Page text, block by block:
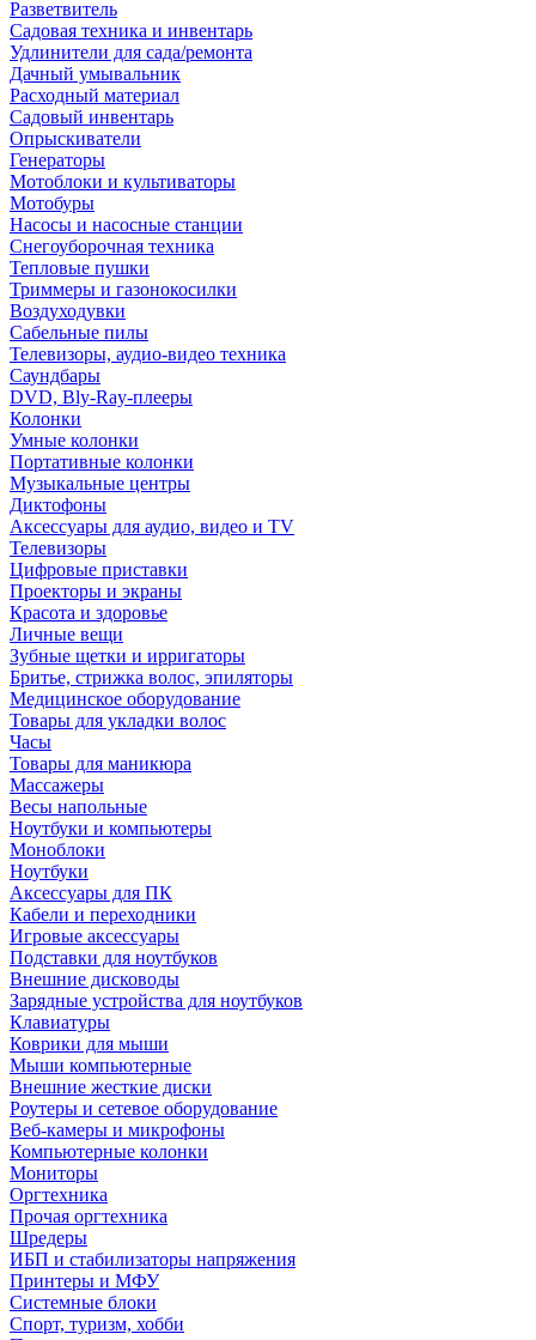
Разветвитель
Садовая техника и инвентарь
Удлинители для сада/ремонта
Дачный умывальник
Расходный материал
Садовый инвентарь
Опрыскиватели
Генераторы
Мотоблоки и культиваторы
Мотобуры
Насосы и насосные станции
Снегоуборочная техника
Тепловые пушки
Триммеры и газонокосилки
Воздуходувки
Сабельные пилы
Телевизоры, аудио-видео техника
Саундбары
DVD, Bly-Ray-плееры
Колонки
Умные колонки
Портативные колонки
Музыкальные центры
Диктофоны
Аксессуары для аудио, видео и TV
Телевизоры
Цифровые приставки
Проекторы и экраны
Красота и здоровье
Личные вещи
Зубные щетки и ирригаторы
Бритье, стрижка волос, эпиляторы
Медицинское оборудование
Товары для укладки волос
Часы
Товары для маникюра
Массажеры
Весы напольные
Ноутбуки и компьютеры
Моноблоки
Ноутбуки
Аксессуары для ПК
Кабели и переходники
Игровые аксессуары
Подставки для ноутбуков
Внешние дисководы
Зарядные устройства для ноутбуков
Клавиатуры
Коврики для мыши
Мыши компьютерные
Внешние жесткие диски
Роутеры и сетевое оборудование
Веб-камеры и микрофоны
Компьютерные колонки
Мониторы
Оргтехника
Прочая оргтехника
Шредеры
ИБП и стабилизаторы напряжения
Принтеры и МФУ
Системные блоки
Спорт, туризм, хобби